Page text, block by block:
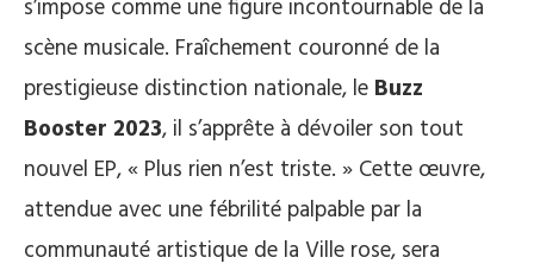
s’impose comme une figure incontournable de la
scène musicale. Fraîchement couronné de la
prestigieuse distinction nationale, le Buzz
Booster 2023, il s’apprête à dévoiler son tout
nouvel EP, « Plus rien n’est triste. » Cette œuvre,
attendue avec une fébrilité palpable par la
communauté artistique de la Ville rose, sera